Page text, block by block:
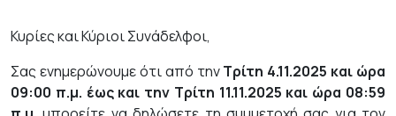
Κυρίες και Κύριοι Συνάδελφοι,
Σας ενημερώνουμε ότι από τηνΤρίτη 4.11.2025 και ώρα
09:00 π.μ. έως και την Τρίτη 11.11.2025 και ώρα 08:59